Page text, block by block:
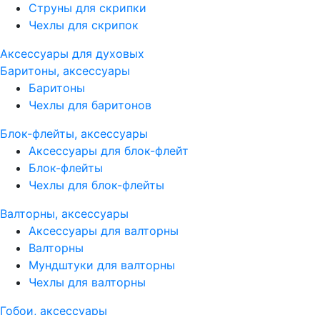
Струны для скрипки
Чехлы для скрипок
Аксессуары для духовых
Баритоны, аксессуары
Баритоны
Чехлы для баритонов
Блок-флейты, аксессуары
Аксессуары для блок-флейт
Блок-флейты
Чехлы для блок-флейты
Валторны, аксессуары
Аксессуары для валторны
Валторны
Мундштуки для валторны
Чехлы для валторны
Гобои, аксессуары